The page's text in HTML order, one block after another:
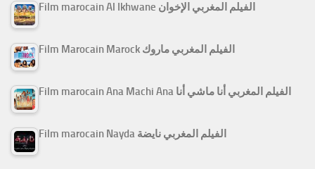
Film marocain Al Ikhwane الفيلم المغربي الإخوان
Film Marocain Marock الفيلم المغربي ماروك
Film marocain Ana Machi Ana الفيلم المغربي أنا ماشي أنا
Film marocain Nayda الفيلم المغربي نايضة